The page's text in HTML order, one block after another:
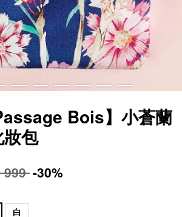
Bois】小蒼蘭
包
999-30%
白